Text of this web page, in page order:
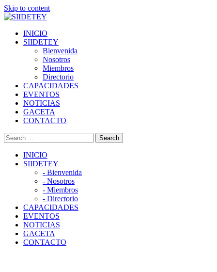
Skip to content
INICIO
SIIDETEY
Bienvenida
Nosotros
Miembros
Directorio
CAPACIDADES
EVENTOS
NOTICIAS
GACETA
CONTACTO
INICIO
SIIDETEY
- Bienvenida
- Nosotros
- Miembros
- Directorio
CAPACIDADES
EVENTOS
NOTICIAS
GACETA
CONTACTO